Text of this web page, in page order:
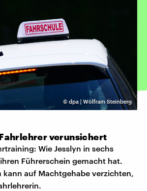
© dpa | Wolfram Steinberg
verunsichert
Wie Jesslyn in sechs
Führerschein gemacht hat.
kann auf Machtgehabe verzichten,